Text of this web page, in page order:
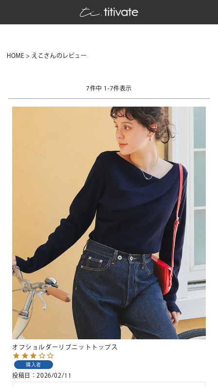
HOME えこさんのレビュー
7件中 1 -7件表示
オフショルダーリブニットトップス
購入者
投稿日 2026/02/11